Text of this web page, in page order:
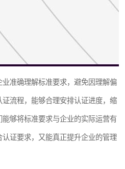
准确理解标准要求，避免因理解偏
流程，能够合理安排认证进度，缩
够将标准要求与企业的实际运营有
证要求，又能真正提升企业的管理